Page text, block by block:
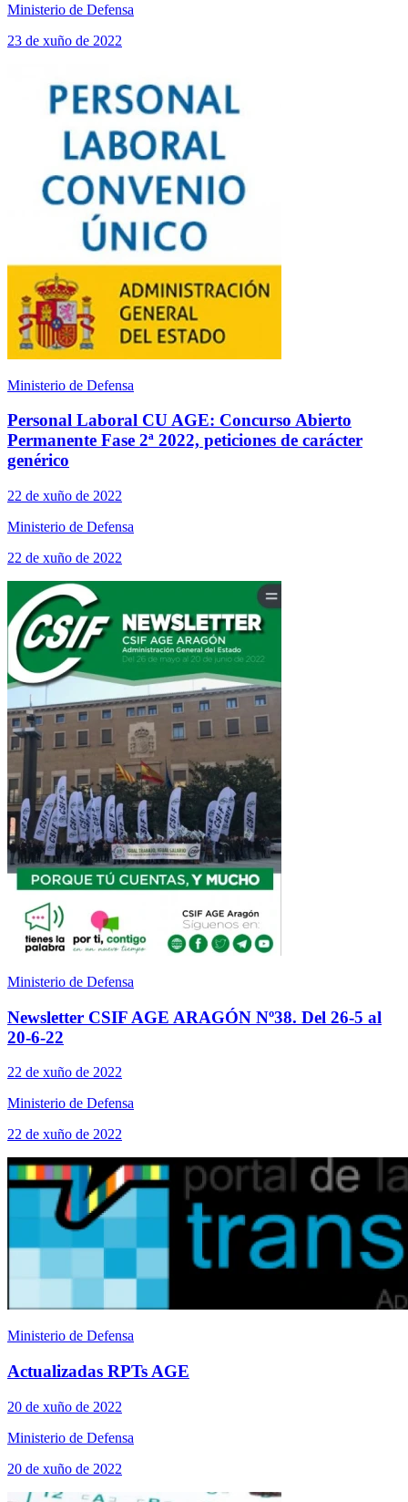
Ministerio de Defensa
23 de xuño de 2022
Ministerio de Defensa
Personal Laboral CU AGE: Concurso Abierto
Permanente Fase 2ª 2022, peticiones de carácter
genérico
22 de xuño de 2022
Ministerio de Defensa
22 de xuño de 2022
Ministerio de Defensa
Newsletter CSIF AGE ARAGÓN Nº38. Del 26-5 al
20-6-22
22 de xuño de 2022
Ministerio de Defensa
22 de xuño de 2022
Ministerio de Defensa
Actualizadas RPTs AGE
20 de xuño de 2022
Ministerio de Defensa
20 de xuño de 2022